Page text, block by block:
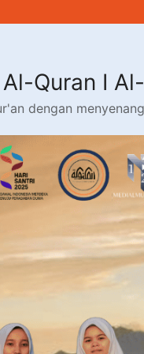
Quran I
dengan